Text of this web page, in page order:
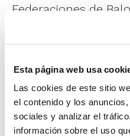
Esta página web usa
Las cookies de este sitio
el contenido y los
sociales y analizar el
información sobre el uso
Federaciones de
En esta competición
la categoría
Cataluña, Comunitat